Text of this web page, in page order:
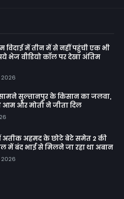
विदाई में तीन में से नहीं पहुंची एक भी
भेज वीडियो कॉल पर देखा अंतिम
सुल्तानपुर के किसान का जलवा,
और मोती ने जीता दिल
अतीक अहमद के छोटे बेटे समेत 2 की
में बंद भाई से मिलने जा रहा था अबान